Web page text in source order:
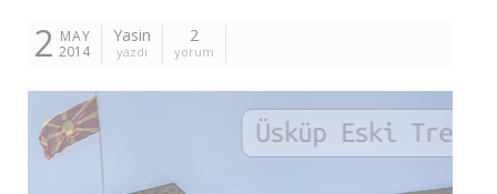
2 MAY
2014
Yasin
yazdı
2
yorum